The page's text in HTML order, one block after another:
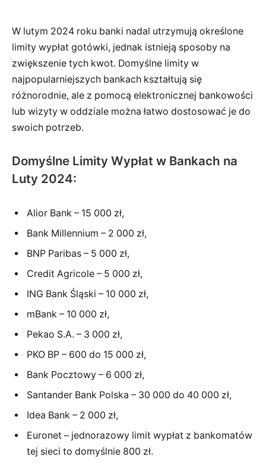
W lutym 2024 roku banki nadal utrzymują określone
limity wypłat gotówki, jednak istnieją sposoby na
zwiększenie tych kwot. Domyślne limity w
najpopularniejszych bankach kształtują się
różnorodnie, ale z pomocą elektronicznej bankowości
lub wizyty w oddziale można łatwo dostosować je do
swoich potrzeb.
Domyślne Limity Wypłat w Bankach na
Luty 2024:
Alior Bank – 15 000 zł,
Bank Millennium – 2 000 zł,
BNP Paribas – 5 000 zł,
Credit Agricole – 5 000 zł,
ING Bank Śląski – 10 000 zł,
mBank – 10 000 zł,
Pekao S.A. – 3 000 zł,
PKO BP – 600 do 15 000 zł,
Bank Pocztowy – 6 000 zł,
Santander Bank Polska – 30 000 do 40 000 zł,
Idea Bank – 2 000 zł,
Euronet – jednorazowy limit wypłat z bankomatów
tej sieci to domyślnie 800 zł.